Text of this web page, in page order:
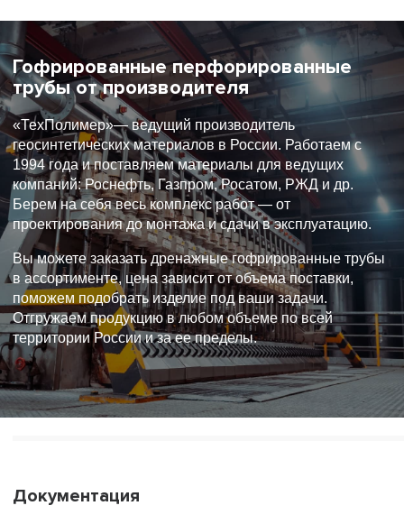
Гофрированные перфорированные
трубы от производителя
«ТехПолимер»— ведущий производитель
геосинтетических материалов в России. Работаем с
1994 года и поставляем материалы для ведущих
компаний: Роснефть, Газпром, Росатом, РЖД и др.
Берем на себя весь комплекс работ — от
проектирования до монтажа и сдачи в эксплуатацию.
Вы можете заказать дренажные гофрированные трубы
в ассортименте, цена зависит от объема поставки,
поможем подобрать изделие под ваши задачи.
Отгружаем продукцию в любом объеме по всей
территории России и за ее пределы.
Документация